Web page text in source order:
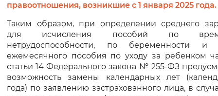
правоотношения, возникшие с 1 января 2025 года.
Таким образом, при определении среднего
для исчисления пособий по
нетрудоспособности, по беременности и
ежемесячного пособия по уходу за ребенком
статьи 14 Федерального закона № 255-ФЗ
возможность замены календарных лет
года) по заявлению застрахованного лица, в